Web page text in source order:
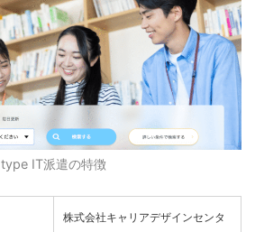
type IT派遣の特徴
株式会社キャリアデザインセンタ